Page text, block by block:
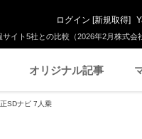
イト5社との比較（2026年2月株式会
ログイン [新規取得]
オリジナル記事
SDナビ 7人乗